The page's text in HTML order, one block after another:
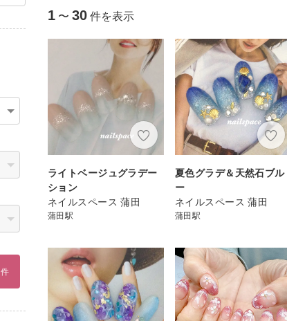
1 〜 30 件を表示
ライトベージュグラデー
ション
ネイルスペース 蒲田
蒲田駅
夏色グラデ＆天然石ブル
ー
ネイルスペース 蒲田
蒲田駅
件